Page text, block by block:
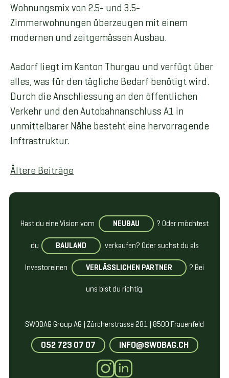
Wohnungsmix von 2.5- und 3.5-
Zimmerwohnungen überzeugen mit einem
modernen und zeitgemässen Ausbau.
Aadorf liegt im Kanton Thurgau und verfügt über
alles, was für den tägliche Bedarf benötigt wird.
Durch die Anschliessung an den öffentlichen
Verkehr und den Autobahnanschluss A1 in
unmittelbarer Nähe besteht eine hervorragende
Inftrastruktur.
BEITRAGSNAVIGATION
Ältere Beiträge
Hast du eine Vision vom NEUBAU ? Oder möchtest
du BAULAND verkaufen? Oder suchst du als
Investoreinen VERLÄSSLICHEN PARTNER ? Bei
uns bist du richtig.
SWOBAG Group AG | Zürcherstrasse 281 | 8500 Frauenfeld
052 723 07 07 INFO@SWOBAG.CH